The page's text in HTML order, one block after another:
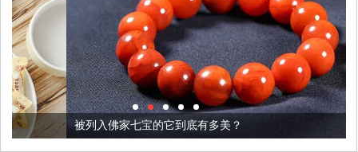
被列入佛家七宝的它到底有多美？